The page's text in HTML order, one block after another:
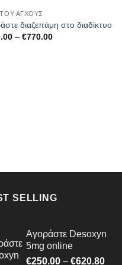
ΤΟΥ ΆΓΧΟΥΣ
διαζεπάμη στο διαδίκτυο
– €770.00Price
SELLING
Αγοράστε Desoxyn
5mg online
€250.00 – €620.80Price